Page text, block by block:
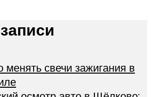
менять свечи зажигания в